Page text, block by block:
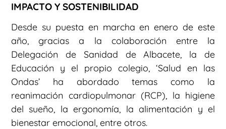
IMPACTO Y SOSTENIBILIDAD
Desde su puesta en marcha en enero de este
año, gracias a la colaboración entre la
Delegación de Sanidad de Albacete, la de
Educación y el propio colegio, ‘Salud en las
Ondas’ ha abordado temas como la
reanimación cardiopulmonar (RCP), la higiene
del sueño, la ergonomía, la alimentación y el
bienestar emocional, entre otros.